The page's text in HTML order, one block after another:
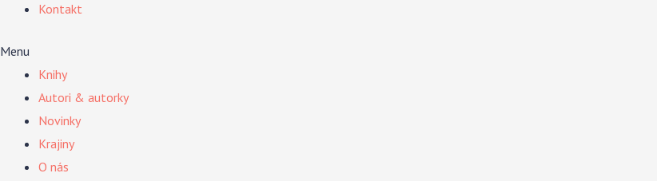
Kontakt
Menu
Knihy
Autori & autorky
Novinky
Krajiny
O nás